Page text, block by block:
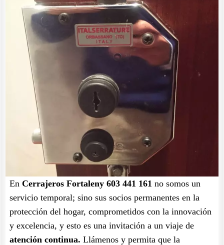
En Cerrajeros Fortaleny 603 441 161 no somos un
servicio temporal; sino sus socios permanentes en la
protección del hogar, comprometidos con la innovación
y excelencia, y esto es una invitación a un viaje de
atención continua. Llámenos y permita que la